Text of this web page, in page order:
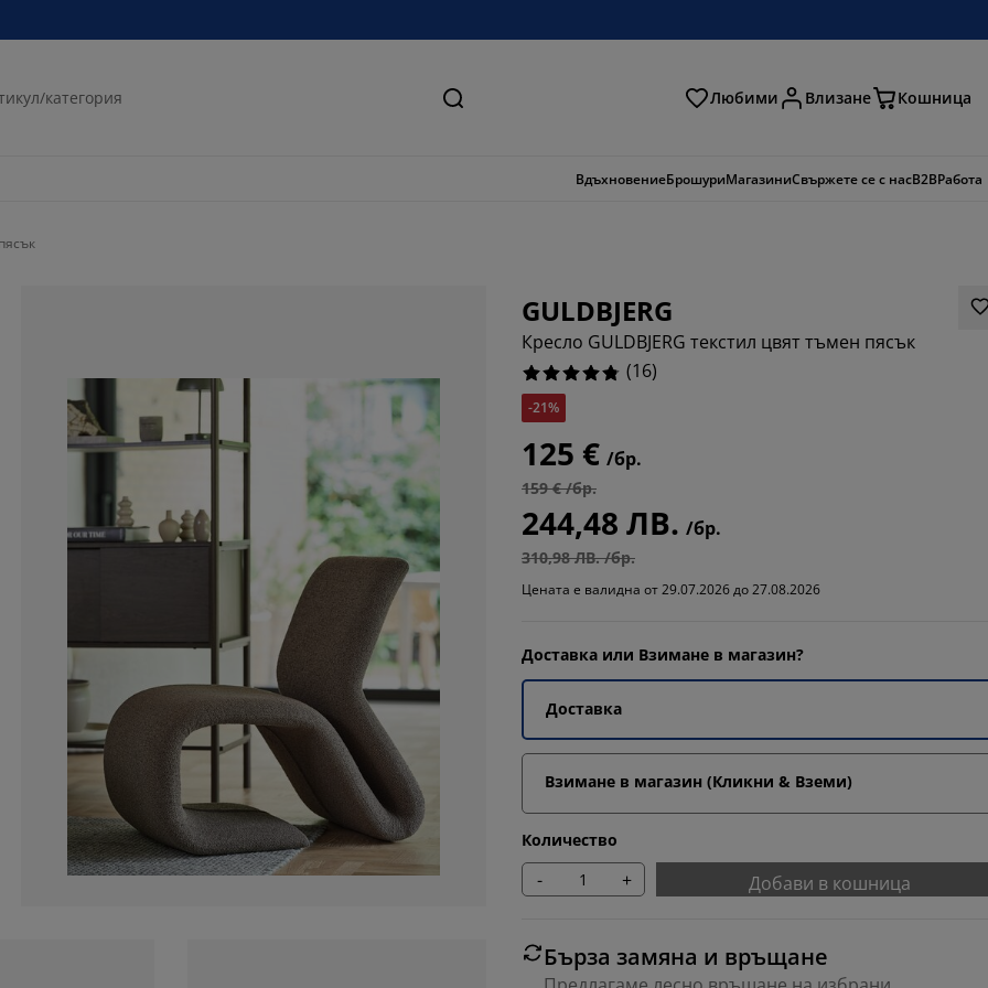
Търсене Любими Влизане Кошница
ВдъхновениеБрошуриМагазиниСвържете се с насB2BРабота
GULDBJERG
Кресло GULDBJERG текстил цвят тъмен пясък
(16)
-21%
125 € /бр.
159 € /бр.
244,48 ЛВ. /бр.
310,98 ЛВ. /бр.
Цената е валидна от 29.07.2026 до 27.08.2026
Доставка или Взимане в магазин?
Доставка
Взимане в магазин (Кликни & Вземи)
Количество
- + Добави в кошница
Бърза замяна и връщане
87.5%
6.25%